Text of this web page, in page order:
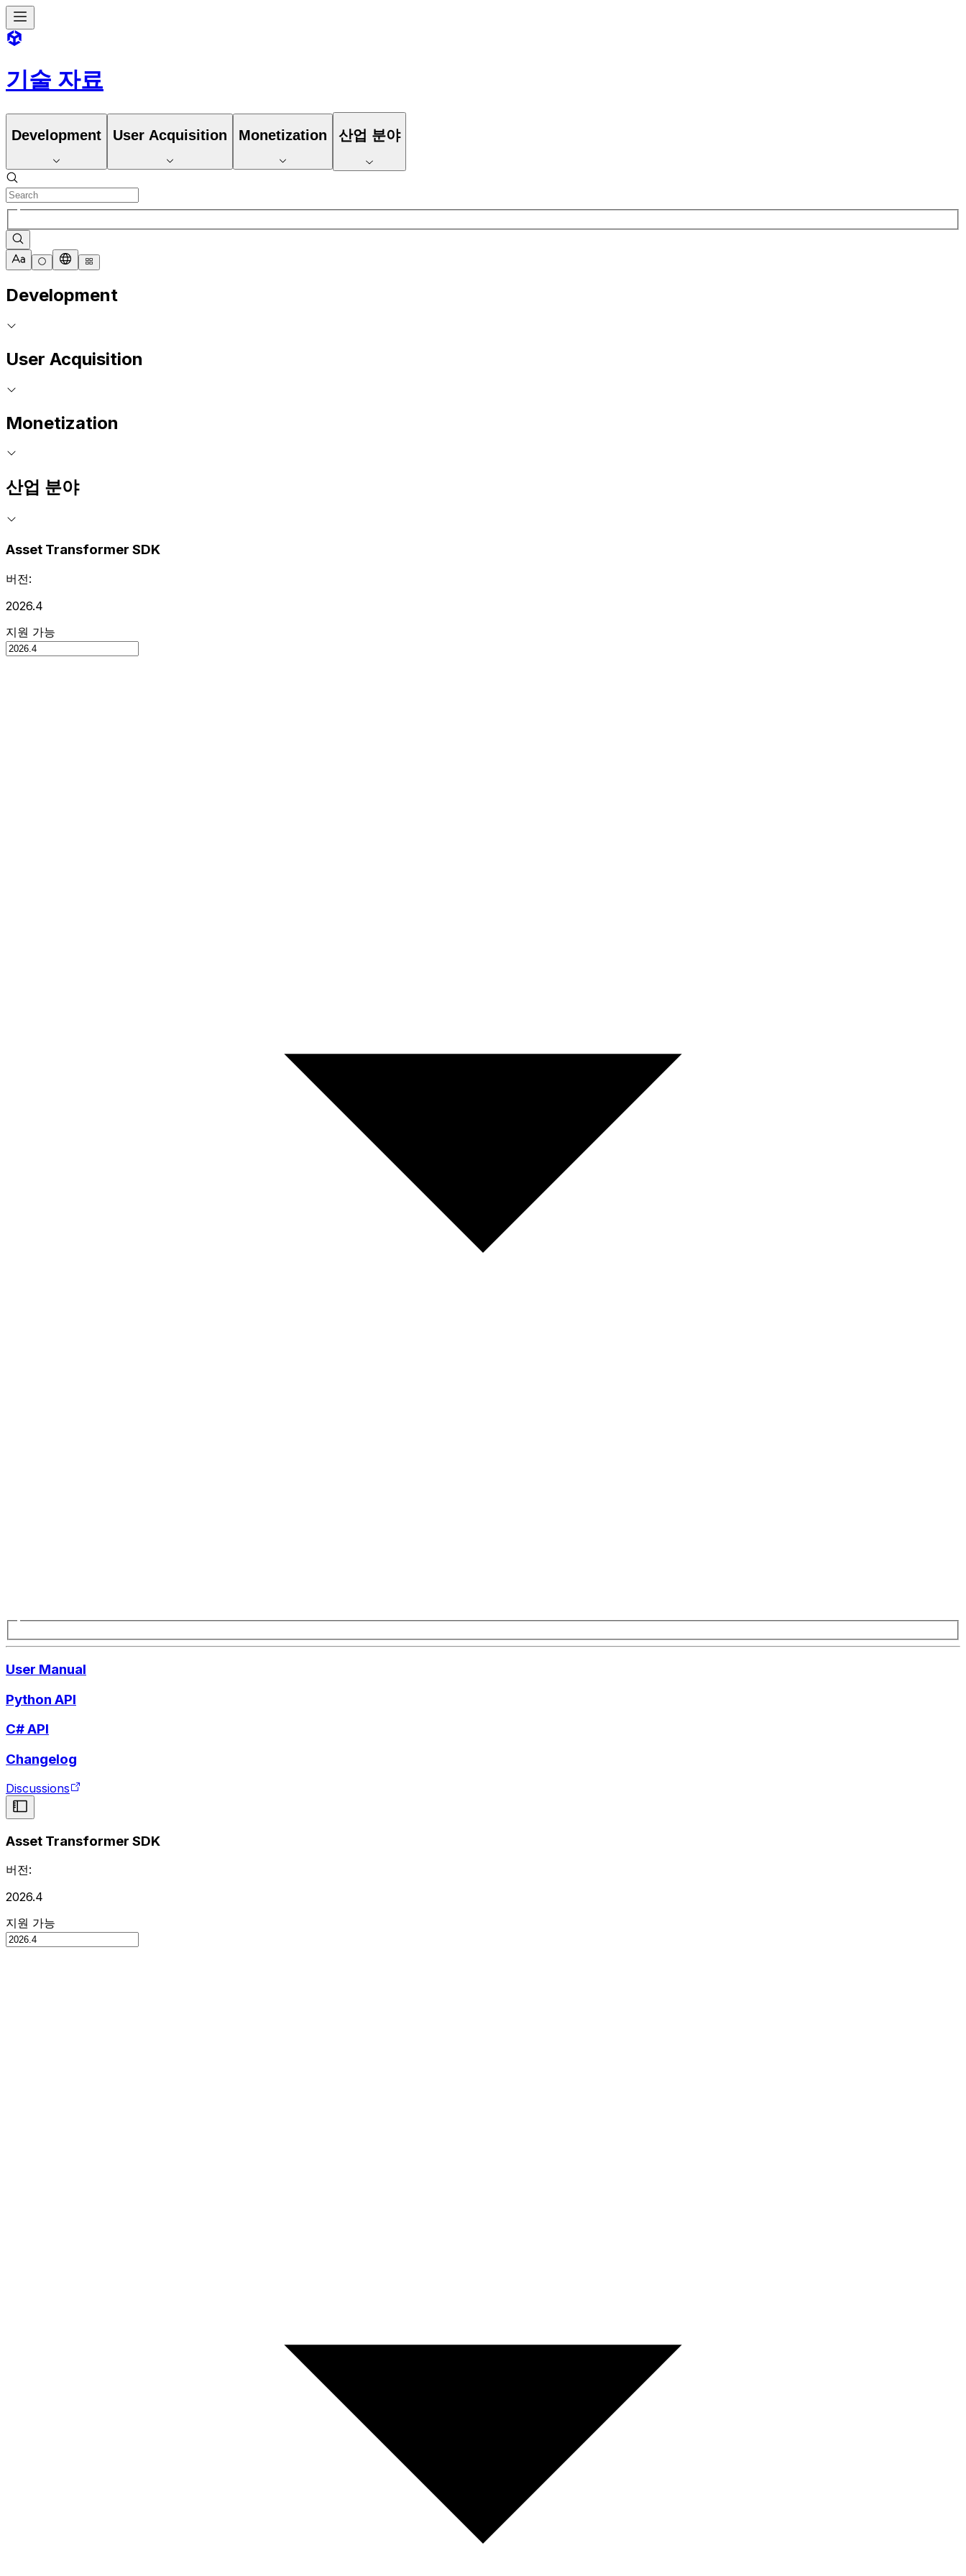
기술 자료
Development User Acquisition Monetization 산업 분야
Development
User Acquisition
Monetization
산업 분야
Asset Transformer SDK
버전:
2026.4
지원 가능
User Manual
Python API
C# API
Changelog
Discussions
Asset Transformer SDK
버전:
2026.4
지원 가능